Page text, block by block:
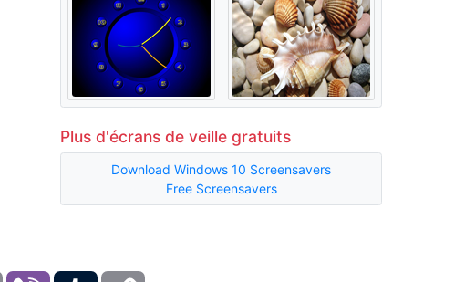
Plus d'écrans de veille gratuits
Download Windows 10 Screensavers
Free Screensavers